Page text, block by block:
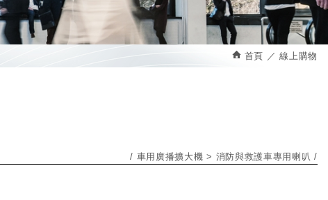
首頁 線上購物
車用廣播擴大機 消防與救護車專用喇叭